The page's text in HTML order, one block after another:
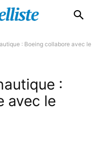
: Boeing collabore avec le
:
avec le